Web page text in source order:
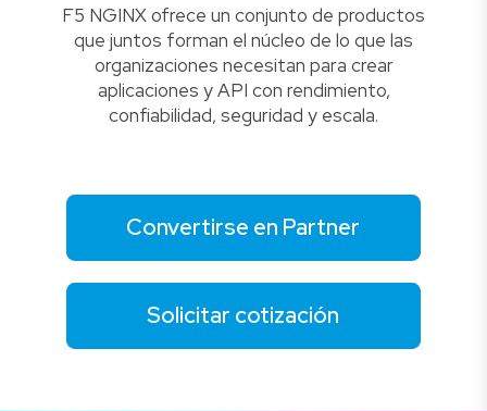
F5 NGINX ofrece un conjunto de productos
que juntos forman el núcleo de lo que las
organizaciones necesitan para crear
aplicaciones y API con rendimiento,
confiabilidad, seguridad y escala.
Convertirse en Partner
Solicitar cotización